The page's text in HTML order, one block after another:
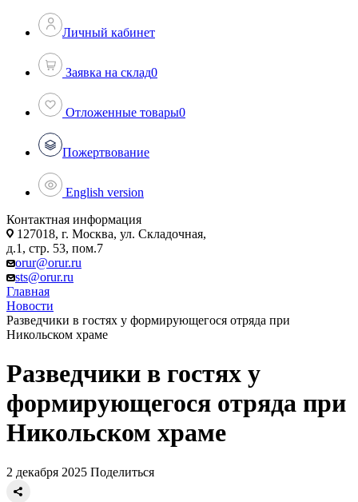
Личный кабинет
Заявка на склад0
Отложенные товары0
Пожертвование
English version
Контактная информация
127018, г. Москва, ул. Складочная,
д.1, стр. 53, пом.7
orur@orur.ru
sts@orur.ru
Главная
Новости
Разведчики в гостях у формирующегося отряда при
Никольском храме
Разведчики в гостях у
формирующегося отряда при
Никольском храме
2 декабря 2025 Поделиться